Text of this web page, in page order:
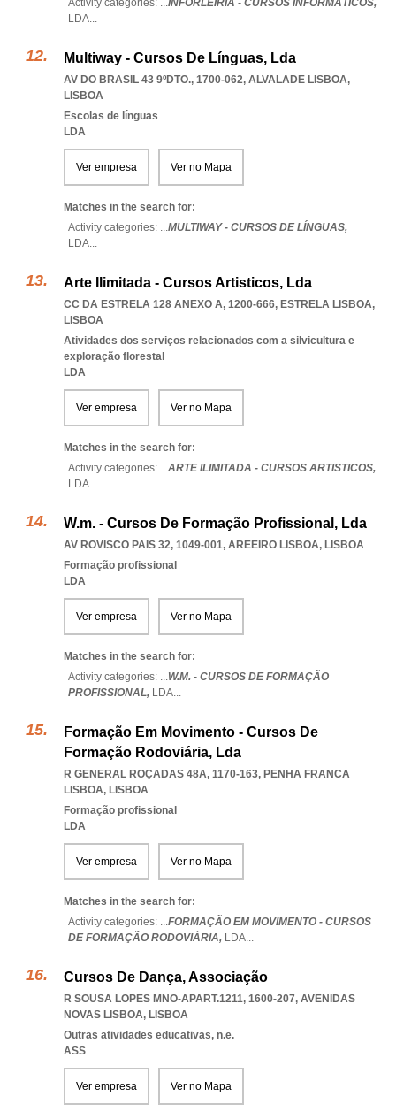
Activity categories: ...INFORLEIRIA - CURSOS INFORMÁTICOS,
LDA...
Multiway - Cursos De Línguas, Lda
AV DO BRASIL 43 9ºDTO., 1700-062, ALVALADE LISBOA,
LISBOA
Escolas de línguas
LDA
Ver empresa Ver no Mapa
Matches in the search for:
Activity categories: ...MULTIWAY - CURSOS DE LÍNGUAS,
LDA...
Arte Ilimitada - Cursos Artisticos, Lda
CC DA ESTRELA 128 ANEXO A, 1200-666, ESTRELA LISBOA,
LISBOA
Atividades dos serviços relacionados com a silvicultura e
exploração florestal
LDA
Ver empresa Ver no Mapa
Matches in the search for:
Activity categories: ...ARTE ILIMITADA - CURSOS ARTISTICOS,
LDA...
W.m. - Cursos De Formação Profissional, Lda
AV ROVISCO PAIS 32, 1049-001, AREEIRO LISBOA, LISBOA
Formação profissional
LDA
Ver empresa Ver no Mapa
Matches in the search for:
Activity categories: ...W.M. - CURSOS DE FORMAÇÃO
PROFISSIONAL, LDA...
Formação Em Movimento - Cursos De
Formação Rodoviária, Lda
R GENERAL ROÇADAS 48A, 1170-163, PENHA FRANCA
LISBOA, LISBOA
Formação profissional
LDA
Ver empresa Ver no Mapa
Matches in the search for:
Activity categories: ...FORMAÇÃO EM MOVIMENTO - CURSOS
DE FORMAÇÃO RODOVIÁRIA, LDA...
Cursos De Dança, Associação
R SOUSA LOPES MNO-APART.1211, 1600-207, AVENIDAS
NOVAS LISBOA, LISBOA
Outras atividades educativas, n.e.
ASS
Ver empresa Ver no Mapa